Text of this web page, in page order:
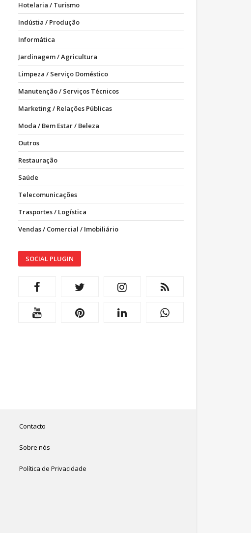
Hotelaria / Turismo
Indústia / Produção
Informática
Jardinagem / Agricultura
Limpeza / Serviço Doméstico
Manutenção / Serviços Técnicos
Marketing / Relações Públicas
Moda / Bem Estar / Beleza
Outros
Restauração
Saúde
Telecomunicações
Trasportes / Logística
Vendas / Comercial / Imobiliário
SOCIAL PLUGIN
Contacto
Sobre nós
Política de Privacidade